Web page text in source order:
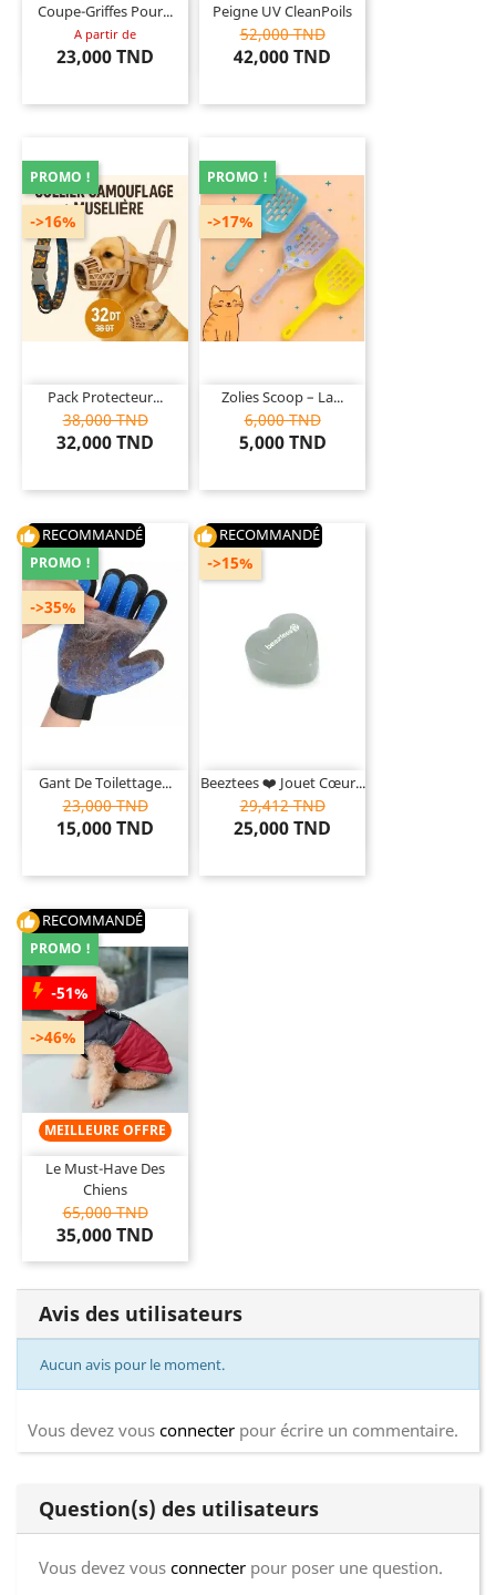
Coupe-Griffes Pour...
A partir de
23,000 TND
Peigne UV CleanPoils
52,000 TND
42,000 TND
Pack Protecteur...
38,000 TND
32,000 TND
->16%
PROMO !
Zolies Scoop – La...
6,000 TND
5,000 TND
->17%
PROMO !
thumb_up RECOMMANDÉ
Gant De Toilettage...
23,000 TND
15,000 TND
->35%
PROMO !
thumb_up RECOMMANDÉ
Beeztees ❤️ Jouet Cœur...
29,412 TND
25,000 TND
->15%
thumb_up RECOMMANDÉ
MEILLEURE OFFRE
Le Must-Have Des
Chiens
65,000 TND
35,000 TND
-51%
->46%
PROMO !
Avis des utilisateurs
Aucun avis pour le moment.
Vous devez vous connecter pour écrire un commentaire.
Question(s) des utilisateurs
Vous devez vous connecter pour poser une question.